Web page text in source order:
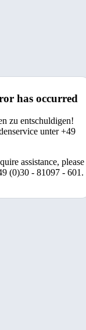
has occurred
zu entschuldigen!
unter +49
assistance, please
(0)30 - 81097 - 601.